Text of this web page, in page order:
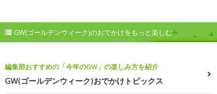
GW(ゴールデンウィーク)のおでかけをもっと楽しむ
編集部おすすめの「今年のGW」の楽しみ方を紹介
GW(ゴールデンウィーク)おでかけトピックス